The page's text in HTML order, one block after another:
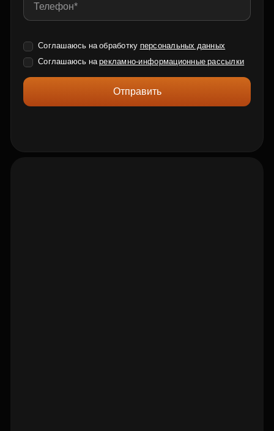
Соглашаюсь на обработку персональных данных
Соглашаюсь нарекламно-информационные рассылки
Отправить